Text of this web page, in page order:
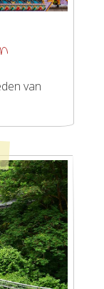
van